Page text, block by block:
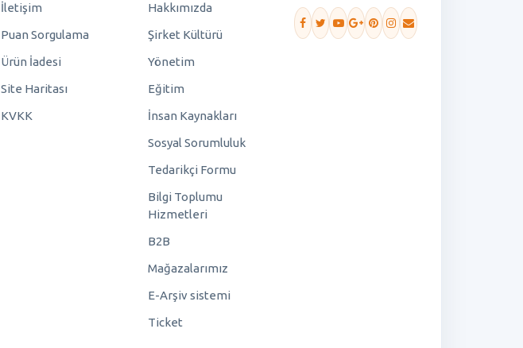
İletişim
Puan Sorgulama
Ürün İadesi
Site Haritası
KVKK
Hakkımızda
Şirket Kültürü
Yönetim
Eğitim
İnsan Kaynakları
Sosyal Sorumluluk
Tedarikçi Formu
Bilgi Toplumu
Hizmetleri
B2B
Mağazalarımız
E-Arşiv sistemi
Ticket